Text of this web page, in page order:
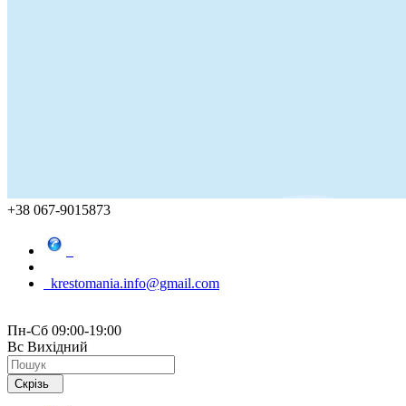
+38 067-9015873
krestomania.info@gmail.com
Пн-Сб 09:00-19:00
Вс Вихідний
Скрізь